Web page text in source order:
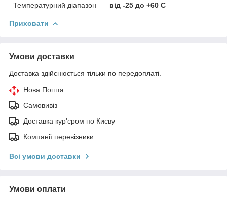
Температурний діапазон
від -25 до +60 C
Приховати
Умови доставки
Доставка здійснюється тільки по передоплаті.
Нова Пошта
Самовивіз
Доставка кур'єром по Києву
Компанії перевізники
Всі умови доставки
Умови оплати